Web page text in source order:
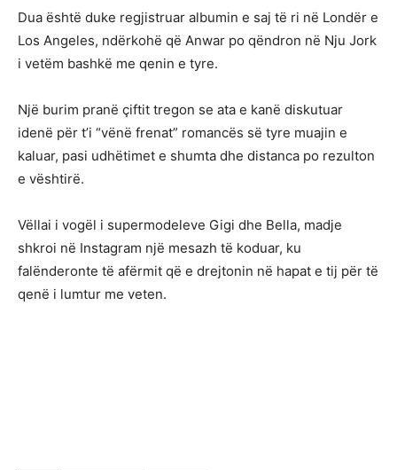
Dua është duke regjistruar albumin e saj të ri në Londër e
Los Angeles, ndërkohë që Anwar po qëndron në Nju Jork
i vetëm bashkë me qenin e tyre.
Një burim pranë çiftit tregon se ata e kanë diskutuar
idenë për t’i “vënë frenat” romancës së tyre muajin e
kaluar, pasi udhëtimet e shumta dhe distanca po rezulton
e vështirë.
Vëllai i vogël i supermodeleve Gigi dhe Bella, madje
shkroi në Instagram një mesazh të koduar, ku
falënderonte të afërmit që e drejtonin në hapat e tij për të
qenë i lumtur me veten.